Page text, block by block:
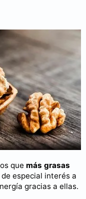
que más grasas
especial interés a
gracias a ellas.